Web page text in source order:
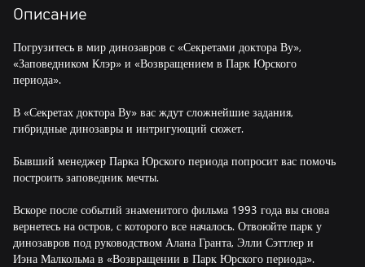
Описание
Погрузитесь в мир динозавров с «Секретами доктора Ву»,
«Заповедником Клэр» и «Возвращением в Парк Юрского
периода».
В «Секретах доктора Ву» вас ждут сложнейшие задания,
гибридные динозавры и интригующий сюжет.
Бывший менеджер Парка Юрского периода попросит вас помочь
построить заповедник мечты.
Вскоре после событий знаменитого фильма 1993 года вы снова
вернетесь на остров, с которого все началось. Отвоюйте парк у
динозавров под руководством Алана Гранта, Элли Сэттлер и
Иэна Малкольма в «Возвращении в Парк Юрского периода».